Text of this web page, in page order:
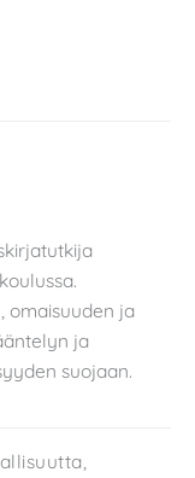
omaisuuden ja
ja
suojaan.